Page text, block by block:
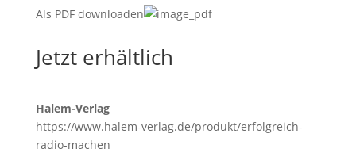
Als PDF downloaden
Jetzt erhältlich
Halem-Verlag
https://www.halem-verlag.de/produkt/erfolgreich-
radio-machen